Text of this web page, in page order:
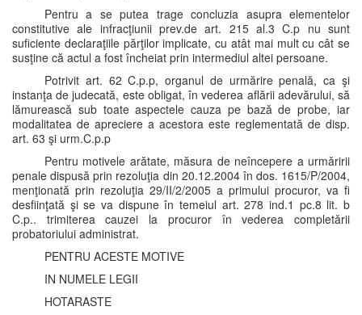
Pentru a se putea trage concluzia asupra elementelor
constitutive ale infracţiunii prev.de art. 215 al.3 C.p nu sunt
suficiente declaraţiile părţilor implicate, cu atât mai mult cu cât se
susţine că actul a fost încheiat prin intermediul altei persoane.
Potrivit art. 62 C.p.p, organul de urmărire penală, ca şi
instanţa de judecată, este obligat, în vederea aflării adevărului, să
lămurească sub toate aspectele cauza pe bază de probe, iar
modalitatea de apreciere a acestora este reglementată de disp.
art. 63 şi urm.C.p.p
Pentru motivele arătate, măsura de neîncepere a urmăririi
penale dispusă prin rezoluţia din 20.12.2004 în dos. 1615/P/2004,
menţionată prin rezoluţia 29/II/2/2005 a primului procuror, va fi
desfiinţată şi se va dispune în temeiul art. 278 ind.1 pc.8 lit. b
C.p.. trimiterea cauzei la procuror în vederea completării
probatoriului administrat.
PENTRU ACESTE MOTIVE
IN NUMELE LEGII
HOTARASTE